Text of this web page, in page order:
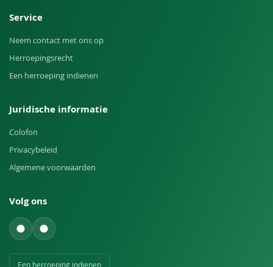
Service
Neem contact met ons op
Herroepingsrecht
Een herroeping indienen
Juridische informatie
Colofon
Privacybeleid
Algemene voorwaarden
Volg ons
Een herroeping indienen